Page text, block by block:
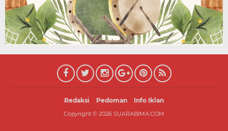
Redaksi Pedoman Info Iklan
Copyright © 2026 SUARABIMA.COM